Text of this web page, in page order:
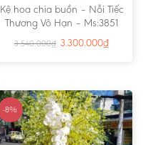
Kệ hoa chia buồn – Nỗi Tiếc
Thương Vô Hạn – Ms:3851
3.540.000₫ 3.300.000₫
-8%